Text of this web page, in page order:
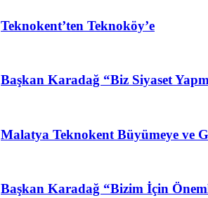
Teknokent’ten Teknoköy’e
Başkan Karadağ “Biz Siyaset
Malatya Teknokent Büyümeye ve
Başkan Karadağ “Bizim İçin